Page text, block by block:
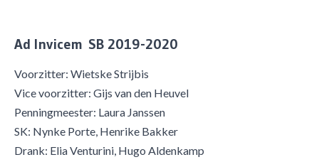
Ad Invicem SB 2019-2020
Voorzitter: Wietske Strijbis
Vice voorzitter: Gijs van den Heuvel
Penningmeester: Laura Janssen
SK: Nynke Porte, Henrike Bakker
Drank: Elia Venturini, Hugo Aldenkamp